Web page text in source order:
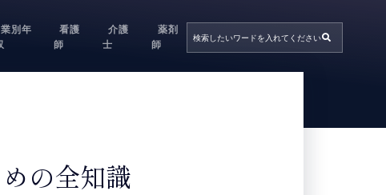
別年
看護
師
介護
士
薬剤
師
の全知識